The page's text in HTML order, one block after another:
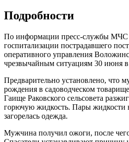
Подробности
По информации пресс-службы МЧС
госпитализации пострадавшего
оперативного управления
чрезвычайным ситуациям 30 июня в
Предварительно установлено, что
рождения в садоводческом
Гаище Раковского сельсовета
горючую жидкость. Пары жидкости
загорелась одежда.
Мужчина получил ожоги, после